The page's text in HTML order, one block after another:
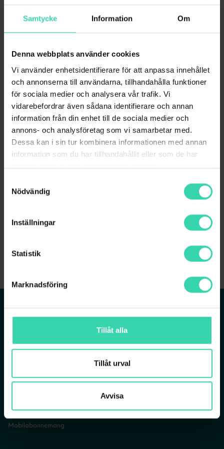
Samtycke Information Om
Denna webbplats använder cookies
Vi använder enhetsidentifierare för att anpassa innehållet
och annonserna till användarna, tillhandahålla funktioner
för sociala medier och analysera vår trafik. Vi
vidarebefordrar även sådana identifierare och annan
information från din enhet till de sociala medier och
annons- och analysföretag som vi samarbetar med.
Dessa kan i sin tur kombinera informationen med annan
information som du har tillhandahållit eller som de har
samlat in när du har använt deras tjänster.
Nödvändig
Inställningar
Statistik
Marknadsföring
Tillåt alla
Tillåt urval
Avvisa
Surfa hemma och ta med er bredbandet
överallt. Helt utan bindningstid.
Supersnabbt bredband via 5G
Kampanjvillkor
Ingen bindningstid
Kampanjpris 12 månader, därefter
ord.pris.
Ingen startavgift.
BESTÄLL NU
REDAN KUND? LOGGA IN
Tjänster
Bredband via fiber
TV- och bredbandspaket
Streamingtjänster
Mobilabonnemang
Om Sappa
Vår verksamhet
Vår historia
Jobba på Sappa
Sappagruppen